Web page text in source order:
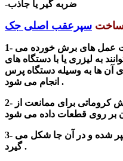
-ضربه گیر یا جاذب
ساخت
1- برشکاری : در واقع ورق ها را تحت عمل های برش خورده می
به لیزری یا با دستگاه های
آن ها به وسیله دستگاه پرس
انجام می شود .
2- کروماتی کردن : این قسمت که پوشش کروماتی برای ممانعت از
3- نفوذ پلاستیک : پلاستیک مذاب وارد سپر شده و در آن جا شکل می
گیرد .